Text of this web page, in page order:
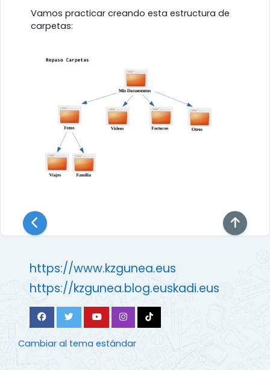
Vamos practicar creando esta estructura de
carpetas:
https://www.kzgunea.eus
https://kzgunea.blog.euskadi.eus
Cambiar al tema estándar